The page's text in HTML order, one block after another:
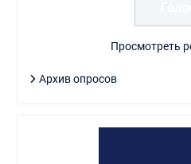
Просмотреть
Архив опросов